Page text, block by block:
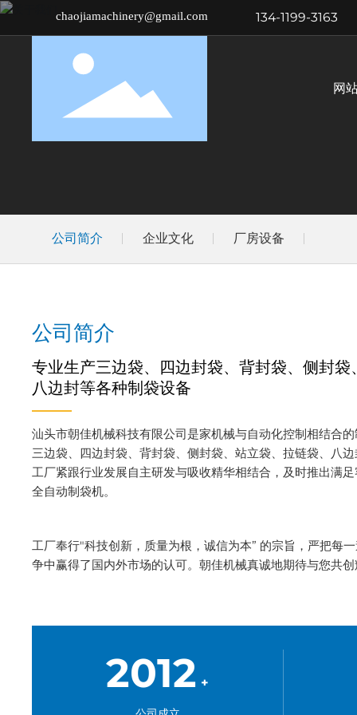
chaojiamachinery@gmail.com 134-1199-3163
网
公司简介 企业文化 厂房设备
公司简介
专业生产三边袋、四边封袋、背封袋、侧封袋
八边封等各种制袋设备
汕头市朝佳机械科技有限公司是家机械与自动化控制相结合
三边袋、四边封袋、背封袋、侧封袋、站立袋、拉链袋、八
工厂紧跟行业发展自主研发与吸收精华相结合，及时推出满
全自动制袋机。
工厂奉行"科技创新，质量为根，诚信为本” 的宗旨，严把每
争中赢得了国内外市场的认可。朝佳机械真诚地期待与您共创
2012 +